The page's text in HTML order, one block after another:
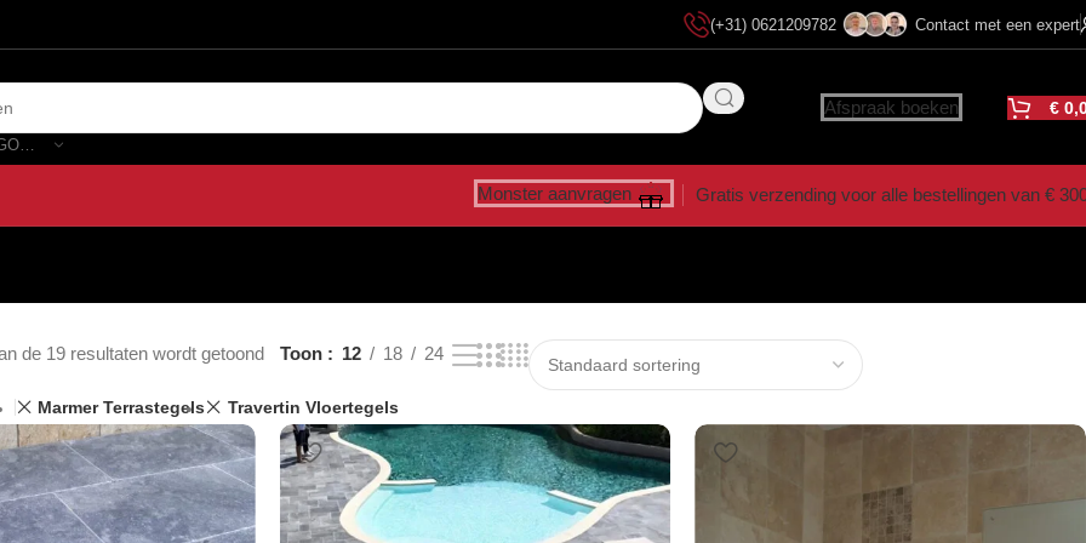
(+31) 0621209782 Contact met een expert
Afspraak boeken €
Monster aanvragen Gratis verzending voor alle bestellingen van €
de 19 resultaten wordt getoond Toon 12 18 24
Marmer Terrastegels Travertin Vloertegels